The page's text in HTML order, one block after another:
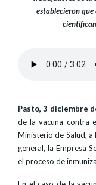
establecieron
Pasto, 3 diciembre
de la vacuna contra
Ministerio de Salud,
general, la Empresa
el proceso de